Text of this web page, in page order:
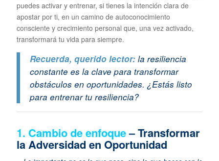
puedes activar y entrenar, si tienes la intención clara de
apostar por ti, en un camino de autoconocimiento
consciente y crecimiento personal que, una vez activado,
transformará tu vida para siempre.
Recuerda, querido lector:la resiliencia
constante es la clave para transformar
obstáculos en oportunidades. ¿Estás listo
para entrenar tu resiliencia?
1. Cambio de enfoque– Transformar
la Adversidad en Oportunidad